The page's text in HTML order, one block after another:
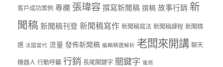
客戶成功案例 專欄 張瑋容 撰寫新聞稿 撰稿 故事行銷 新
聞稿 新聞稿刊登 新聞稿寫作 新聞稿寫法 新聞稿課程 新聞精
選 法國當代 流量 發佈新聞稿 編輯精選解析 老闆來開講 聊天
機器人 行動呼籲 行銷 長尾關鍵字 關鍵字 電商